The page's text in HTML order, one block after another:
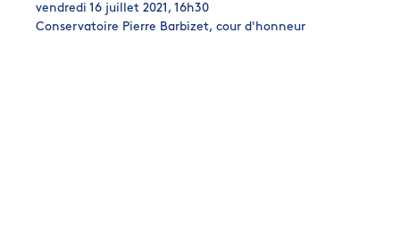
vendredi 16 juillet 2021, 16h30
Conservatoire Pierre Barbizet, cour d'honneur